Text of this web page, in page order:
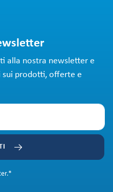
alla nostra newsletter e
sui prodotti, offerte e
*